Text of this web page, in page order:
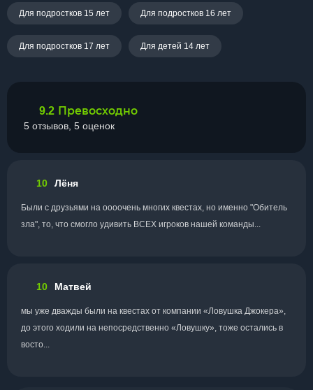
Для подростков 15 лет Для подростков 16 лет
Для подростков 17 лет Для детей 14 лет
9.2 Превосходно
5 отзывов, 5 оценок
10 Лёня
Были с друзьями на оооочень многих квестах, но именно "Обитель
зла", то, что смогло удивить ВСЕХ игроков нашей команды...
10 Матвей
мы уже дважды были на квестах от компании «Ловушка Джокера»,
до этого ходили на непосредственно «Ловушку», тоже остались в
восто...